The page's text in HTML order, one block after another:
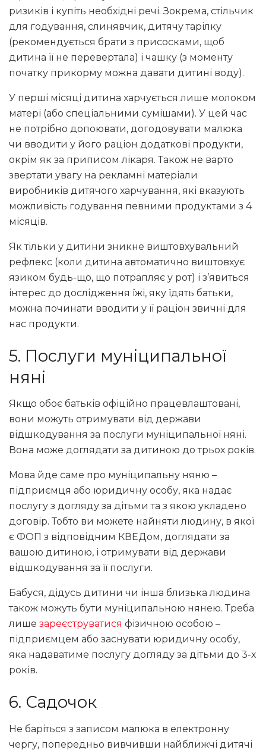
ризиків і купіть необхідні речі. Зокрема, стільчик
для годування, слинявчик, дитячу тарілку
(рекомендується брати з присосками, щоб
дитина її не перевертала) і чашку (з моменту
початку прикорму можна давати дитині воду).
У перші місяці дитина харчується лише молоком
матері (або спеціальними сумішами). У цей час
не потрібно допоювати, догодовувати малюка
чи вводити у його раціон додаткові продукти,
окрім як за приписом лікаря. Також не варто
звертати увагу на рекламні матеріали
виробників дитячого харчування, які вказують
можливість годування певними продуктами з 4
місяців.
Як тільки у дитини зникне виштовхувальний
рефлекс (коли дитина автоматично виштовхує
язиком будь-що, що потрапляє у рот) і з’явиться
інтерес до дослідження їжі, яку їдять батьки,
можна починати вводити у її раціон звичні для
нас продукти.
5. Послуги муніципальної
няні
Якщо обоє батьків офіційно працевлаштовані,
вони можуть отримувати від держави
відшкодування за послуги муніципальної няні.
Вона може доглядати за дитиною до трьох років.
Мова йде саме про муніципальну няню –
підприємця або юридичну особу, яка надає
послугу з догляду за дітьми та з якою укладено
договір. Тобто ви можете найняти людину, в якої
є ФОП з відповідним КВЕДом, доглядати за
вашою дитиною, і отримувати від держави
відшкодування за її послуги.
Бабуся, дідусь дитини чи інша близька людина
також можуть бути муніципальною нянею. Треба
лише зареєструватися фізичною особою –
підприємцем або заснувати юридичну особу,
яка надаватиме послугу догляду за дітьми до 3-х
років.
6. Садочок
Не баріться з записом малюка в електронну
чергу, попередньо вивчивши найближчі дитячі